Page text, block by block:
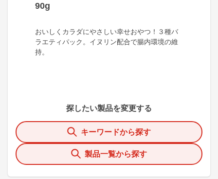
90g
おいしくカラダにやさしい幸せおやつ！３種バ
ラエティパック。イヌリン配合で腸内環境の維
持。
探したい製品を変更する
キーワードから探す
製品一覧から探す